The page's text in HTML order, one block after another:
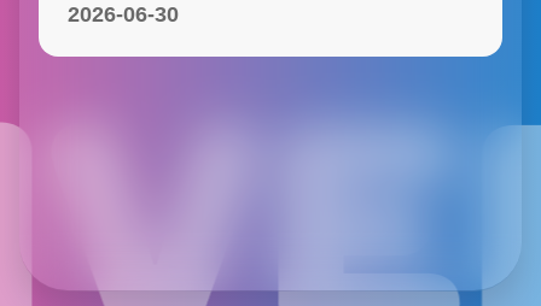
2026-06-30